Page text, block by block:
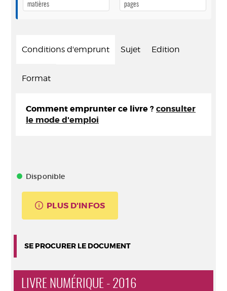
matières
pages
Conditions d'emprunt Sujet Edition
Format
Comment emprunter ce livre ? consulter
le mode d'emploi
Disponible
PLUS D'INFOS
SE PROCURER LE DOCUMENT
LIVRE NUMÉRIQUE - 2016